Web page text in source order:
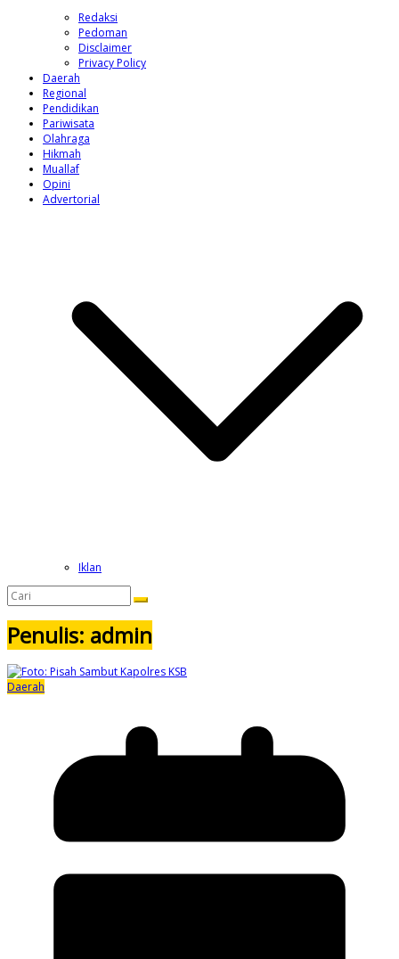
Redaksi
Pedoman
Disclaimer
Privacy Policy
Daerah
Regional
Pendidikan
Pariwisata
Olahraga
Hikmah
Muallaf
Opini
Advertorial
Iklan
Penulis: admin
Daerah